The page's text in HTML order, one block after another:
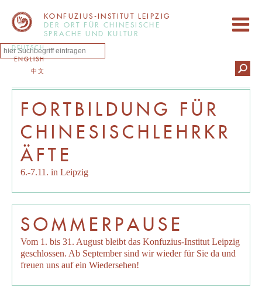
KONFUZIUS-INSTITUT LEIPZIG
DER ORT FÜR CHINESISCHE
SPRACHE UND KULTUR
DEUTSCH
ENGLISH
中文
FORTBILDUNG FÜR
CHINESISCHLEHRKR
ÄFTE
6.-7.11. in Leipzig
SOMMERPAUSE
Vom 1. bis 31. August bleibt das Konfuzius-Institut Leipzig
geschlossen. Ab September sind wir wieder für Sie da und
freuen uns auf ein Wiedersehen!